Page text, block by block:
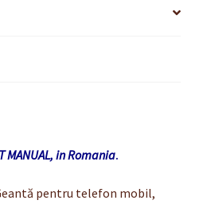
MANUAL, in Romania.
pentru telefon mobil,